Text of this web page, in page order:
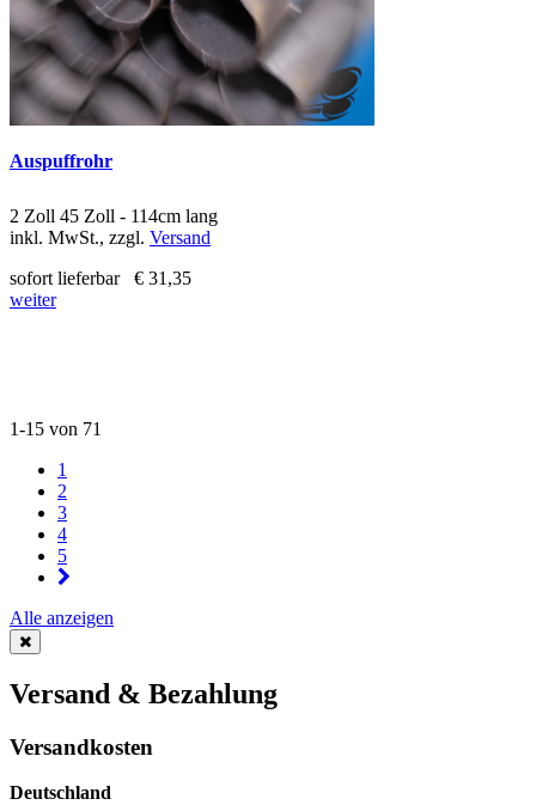
Auspuffrohr
2 Zoll 45 Zoll - 114cm lang
inkl. MwSt., zzgl. Versand
sofort lieferbar
€ 31,35
weiter
1-15 von 71
1
2
3
4
5
Alle anzeigen
Versand & Bezahlung
Versandkosten
Deutschland